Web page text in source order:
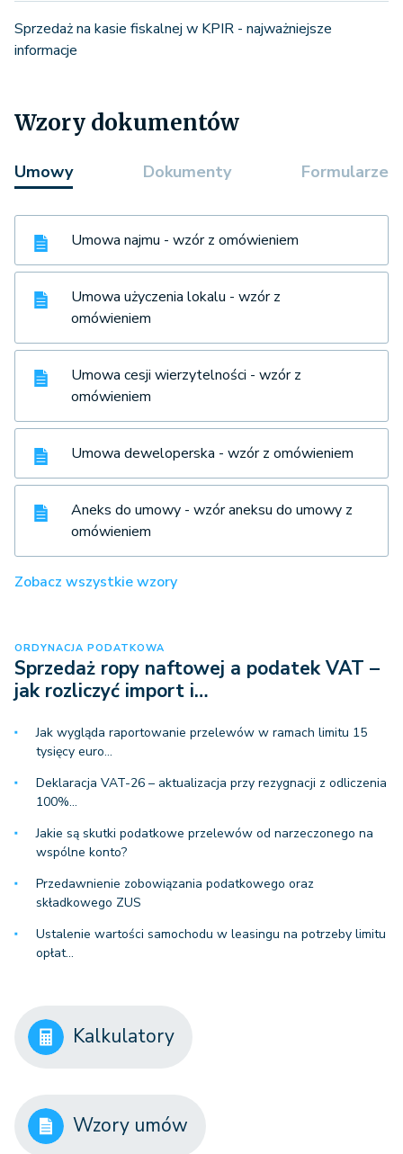
Sprzedaż na kasie fiskalnej w KPIR - najważniejsze
informacje
Wzory dokumentów
Umowy Dokumenty Formularze
Umowa najmu - wzór z omówieniem
Umowa użyczenia lokalu - wzór z
omówieniem
Umowa cesji wierzytelności - wzór z
omówieniem
Umowa deweloperska - wzór z omówieniem
Aneks do umowy - wzór aneksu do umowy z
omówieniem
Zobacz wszystkie wzory
ORDYNACJA PODATKOWA
Sprzedaż ropy naftowej a podatek VAT –
jak rozliczyć import i…
Jak wygląda raportowanie przelewów w ramach limitu 15
tysięcy euro…
Deklaracja VAT-26 – aktualizacja przy rezygnacji z odliczenia
100%…
Jakie są skutki podatkowe przelewów od narzeczonego na
wspólne konto?
Przedawnienie zobowiązania podatkowego oraz
składkowego ZUS
Ustalenie wartości samochodu w leasingu na potrzeby limitu
opłat…
Kalkulatory
Wzory umów